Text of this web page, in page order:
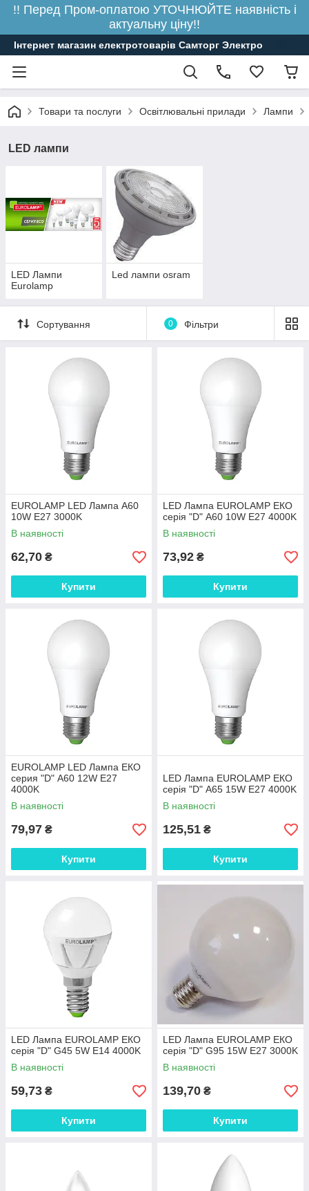
!! Перед Пром-оплатою УТОЧНЮЙТЕ наявність і
актуальну ціну!!
Інтернет магазин електротоварів Самторг Электро
Товари та послуги Освітлювальні прилади Лампи
LED лампи
LED Лампи
Eurolamp
Led лампи osram
Сортування 0 Фільтри
EUROLAMP LED Лампа A60
10W E27 3000K
В наявності
62,70 ₴
Купити
LED Лампа EUROLAMP ЕКО
серія "D" А60 10W E27 4000K
В наявності
73,92 ₴
Купити
EUROLAMP LED Лампа ЕКО
серия "D" А60 12W E27
4000K
В наявності
79,97 ₴
Купити
LED Лампа EUROLAMP ЕКО
серія "D" А65 15W E27 4000K
В наявності
125,51 ₴
Купити
LED Лампа EUROLAMP ЕКО
серія "D" G45 5W E14 4000K
В наявності
59,73 ₴
Купити
LED Лампа EUROLAMP ЕКО
серія "D" G95 15W E27 3000K
В наявності
139,70 ₴
Купити